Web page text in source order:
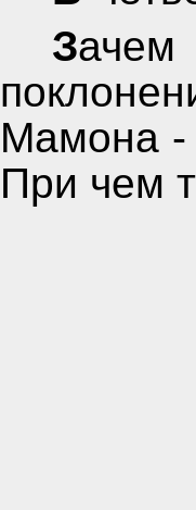
Зачем ассоциировать Золотого тельца с
Мамона -
При чем